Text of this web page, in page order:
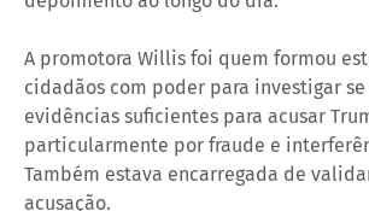
A promotora Willis foi quem formou
cidadãos com poder para investigar
evidências suficientes para acusar
particularmente por fraude e
Também estava encarregada de
acusação.